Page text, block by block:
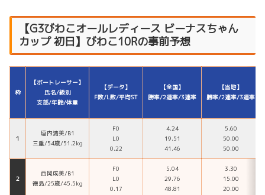
【G3びわこオールレディース ビーナスちゃん
カップ 初日】びわこ10Rの事前予想
枠
【ボートレーサー】
氏名/級別
支部/年齢/体重
【データ】
F数/L数/平均ST
【全国】
勝率/2連率/3連率
【当地】
勝率/2連率/3連率
１
垣内清美/B1
三重/54歳/51.2kg
F0
L0
0.22
4.24
19.51
41.46
5.60
50.00
50.00
２
西岡成美/B1
徳島/25歳/45.5kg
F0
L0
0.17
5.04
29.76
48.81
3.30
15.00
20.00